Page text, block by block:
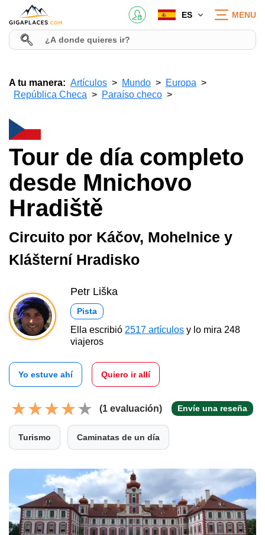
ES MENU
A tu manera: Artículos Mundo
Europa
República Checa
Paraíso checo
Tour de día completo
desde Mnichovo
Hradiště
Circuito por Káčov, Mohelnice y
Klášterní Hradisko
Petr Liška
Pista
Ella escribió 2517 artículos y lo mira 248
viajeros
Yo estuve ahí Quiero ir allí
(1 evaluación) Envíe una reseña
Turismo Caminatas de un día